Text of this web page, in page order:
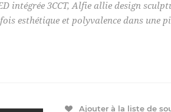
intégrée 3CCT, Alfie allie design
esthétique et polyvalence dans une